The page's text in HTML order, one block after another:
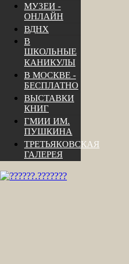
МУЗЕИ -
ОНЛАЙН
ВДНХ
В
ШКОЛЬНЫЕ
КАНИКУЛЫ
В МОСКВЕ -
БЕСПЛАТНО
ВЫСТАВКИ
КНИГ
ГМИИ ИМ.
ПУШКИНА
ТРЕТЬЯКОВСКАЯ
ГАЛЕРЕЯ